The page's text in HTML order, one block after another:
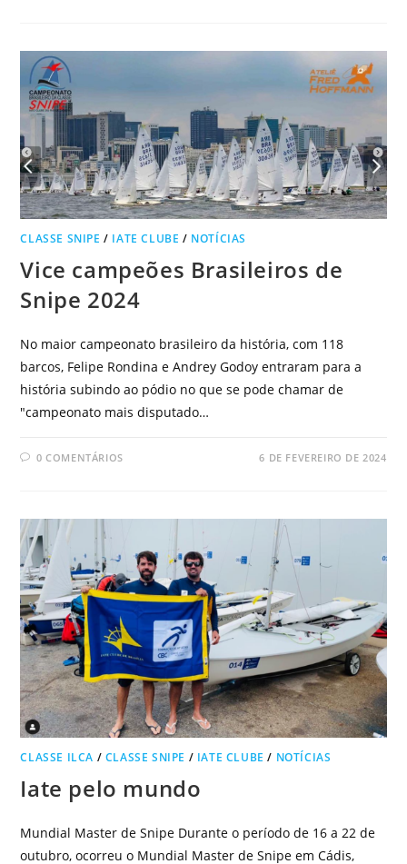
CLASSE SNIPE / IATE CLUBE / NOTÍCIAS
Vice campeões Brasileiros de
Snipe 2024
No maior campeonato brasileiro da história, com 118
barcos, Felipe Rondina e Andrey Godoy entraram para a
história subindo ao pódio no que se pode chamar de
"campeonato mais disputado…
0 COMENTÁRIOS 6 DE FEVEREIRO DE 2024
CLASSE ILCA / CLASSE SNIPE / IATE CLUBE / NOTÍCIAS
Iate pelo mundo
Mundial Master de Snipe Durante o período de 16 a 22 de
outubro, ocorreu o Mundial Master de Snipe em Cádis,